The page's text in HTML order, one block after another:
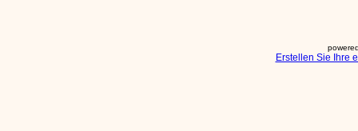
Erstellen Sie Ihre